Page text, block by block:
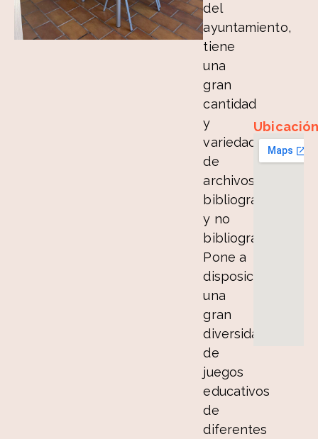
del
ayuntamiento,
tiene
una
gran
cantidad
y
variedad
de
archivos
bibliográficos
y no
bibliográficos.
Pone a
disposición
una
gran
diversidad
de
juegos
educativos
de
diferentes